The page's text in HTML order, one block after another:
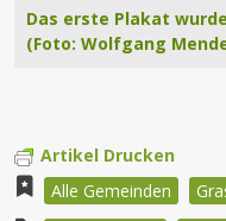
Das erste Plakat
(Foto: Wolfgang
Artikel Drucken
Alle Gemeinden